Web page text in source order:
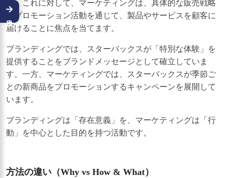
す。これに対して、マーケティングは、具体的な販売戦略
やプロモーション活動を通じて、製品やサービスを顧客に
届けることに焦点を当てます。
ブランディングでは、スターバックスが「特別な体験」を
提供することをブランドメッセージとして確立していま
す。一方、マーケティングでは、スターバックスが季節ご
との新商品をプロモーションするキャンペーンを展開して
います。
ブランディングは「存在意義」を、マーケティングは「行
動」を中心とした目的を持つ活動です。
方法の違い（Why vs How & What）
→